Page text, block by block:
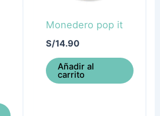
Monedero pop it
S/14.90
Añadir al
carrito